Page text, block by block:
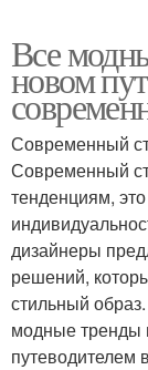
Все
новом
Современный
Современный
тенденциям,
дизайнеры
решений,
стильный
модные тренды